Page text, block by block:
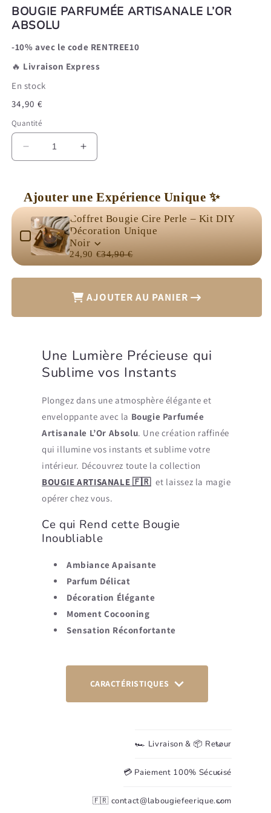
BOUGIE PARFUMÉE ARTISANALE L’OR
ABSOLU
-10% avec le code RENTREE10
🔥 Livraison Express
En stock
Prix
habituel
34,90 €
Quantité
Réduire
la
de
Bougie
Parfumée
Artisanale
L’Or
Absolu
Augmenter
la
Bougie
Parfumée
Artisanale
L’Or
Absolu
Ajouter une Expérience Unique ✨
Use the Previous and Next buttons to navigate through
Coffret Bougie Cire Perle – Kit DIY
Décoration Unique
Noir
24,90 €34,90 €
AJOUTER AU PANIER
Une Lumière Précieuse qui
Sublime vos Instants
Plongez dans une atmosphère élégante et
enveloppante avec la Bougie Parfumée
Artisanale L’Or Absolu. Une création raffinée
qui illumine vos instants et sublime votre
intérieur. Découvrez toute la collection
BOUGIE ARTISANALE 🇫🇷 et laissez la magie
opérer chez vous.
Ce qui Rend cette Bougie
Inoubliable
Ambiance Apaisante
Parfum Délicat
Décoration Élégante
Moment Cocooning
Sensation Réconfortante
CARACTÉRISTIQUES
🏎️ Livraison & 📦 Retour
💳 Paiement 100% Sécurisé
🇫🇷 contact@labougiefeerique.com